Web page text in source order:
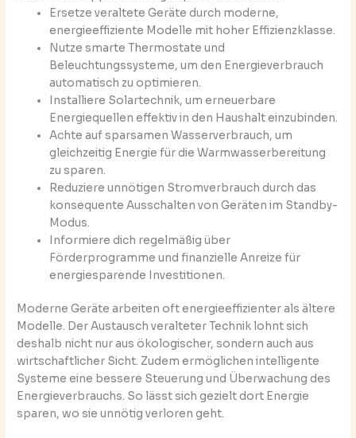
Ersetze veraltete Geräte durch moderne,
energieeffiziente Modelle mit hoher Effizienzklasse.
Nutze smarte Thermostate und
Beleuchtungssysteme, um den Energieverbrauch
automatisch zu optimieren.
Installiere Solartechnik, um erneuerbare
Energiequellen effektiv in den Haushalt einzubinden.
Achte auf sparsamen Wasserverbrauch, um
gleichzeitig Energie für die Warmwasserbereitung
zu sparen.
Reduziere unnötigen Stromverbrauch durch das
konsequente Ausschalten von Geräten im Standby-
Modus.
Informiere dich regelmäßig über
Förderprogramme und finanzielle Anreize für
energiesparende Investitionen.
Moderne Geräte arbeiten oft energieeffizienter als ältere
Modelle. Der Austausch veralteter Technik lohnt sich
deshalb nicht nur aus ökologischer, sondern auch aus
wirtschaftlicher Sicht. Zudem ermöglichen intelligente
Systeme eine bessere Steuerung und Überwachung des
Energieverbrauchs. So lässt sich gezielt dort Energie
sparen, wo sie unnötig verloren geht.